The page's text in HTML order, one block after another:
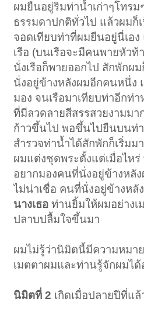
ผมยืนอยู่ริมท่าน้ำเก่าๆโทร
ธรรมดาปกติทั่วไป แล้วผมก็
จอดเทียบท่าที่ผมยืนอยู่นี่เอ
เรือ (บนเรือจะมีคนพายหัว
นั่งเรือก็พายออกไป สักพักผ
นั่งอยู่ข้างหลังผมอีกคนหนึ่ง
มอง จนเรือมาเทียบท่าอีกท่
ที่มีลวดลายสีสรรสวยงามมา
ก้าวขึ้นไป พอขึ้นไปยืนบนท่า
สำรวจท่าน้ำได้สักพักก็เริ่มม
ผมแต่งชุดพระตั้งแต่เมื่อไหร่
อยากมองคนที่นั่งอยู่ข้างหลัง
ไม่น่าเชื่อ คนที่นั่งอยู่ข้างหลั
นางเธอ ท่านยิ้มให้ผมอย่างเ
ปลาบปลื้มใจขึ้นมา
ผมไม่รู้ว่านิมิตนี้มีความหมา
เมตตาผมและท่านรู้จักผมได้
นิมิตที่ 2 เกิดเมื่อปลายปีที่แล้